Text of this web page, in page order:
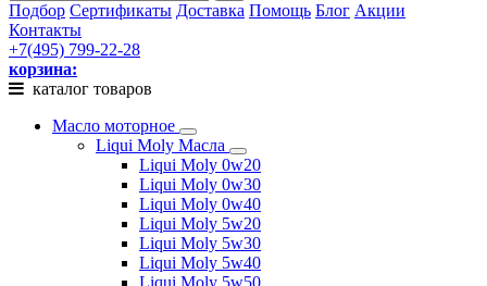
Подбор Сертификаты Доставка Помощь Блог Акции
Контакты
+7(495) 799-22-28
корзина:
каталог товаров
Масло моторное
Liqui Moly Масла
Liqui Moly 0w20
Liqui Moly 0w30
Liqui Moly 0w40
Liqui Moly 5w20
Liqui Moly 5w30
Liqui Moly 5w40
Liqui Moly 5w50